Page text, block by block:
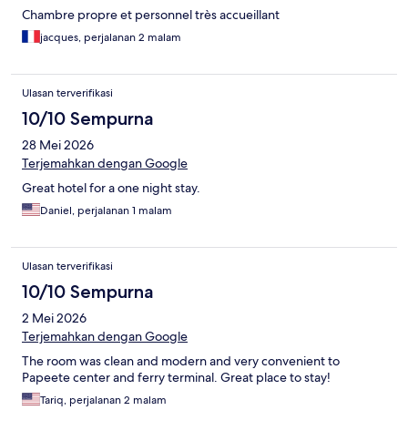
Chambre propre et personnel très accueillant
jacques, perjalanan 2 malam
Ulasan terverifikasi
10/10 Sempurna
28 Mei 2026
Terjemahkan dengan Google
Great hotel for a one night stay.
Daniel, perjalanan 1 malam
Ulasan terverifikasi
10/10 Sempurna
2 Mei 2026
Terjemahkan dengan Google
The room was clean and modern and very convenient to
Papeete center and ferry terminal. Great place to stay!
Tariq, perjalanan 2 malam